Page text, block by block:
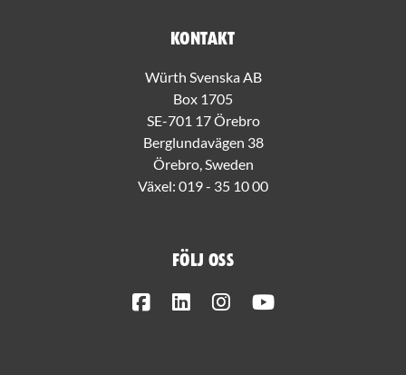
Kontakt
Würth Svenska AB
Box 1705
SE-701 17 Örebro
Berglundavägen 38
Örebro, Sweden
Växel: 019 - 35 10 00
Följ oss
FacebookLinkedInInstagram